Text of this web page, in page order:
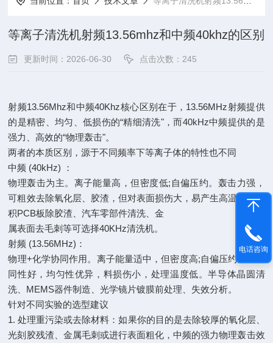
等离子清洗机射频13.56mhz和中频40khz的区别
更新时间：2026-06-30 点击次数：245
射频13.56Mhz和中频40Khz核心区别在于， 13.56MHz射频提供
的是精密、均匀、低损伤的“精细清洗"，而40kHz中频提供的是
强力、高效的“物理轰击"。
两者的本质区别，源于不同频率下等离子体的特性也不同
中频 (40kHz)
：
物理轰击为主。离子能量高，但密度低; 自偏压约。轰击力强，
可粗效去除氧化层、胶渣，但对表面损伤大，易产生高温。大面
积PCB板除胶渣、汽车零部件清洗、金
属表面去毛刺等可选择40KHz清洗机。
射频 (13.56MHz) ：
物理+化学协同作用。离子能量适中，但密度高;自偏压约。各向
同性好，均匀性优异，料损伤小，处理温度低。半导体晶圆清
洗、 MEMS器件制造、光学镜片镀膜前处理、失效分析。
针对不同实验的选型建议
1.处理重污染或去除材料：如果你的目的是去除较厚的氧化层、
光刻胶残渣、金属毛刺或进行表面粗化，中频的强力物理轰击效
电话咨询